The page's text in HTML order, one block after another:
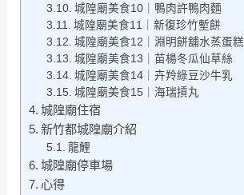
城隍廟美食10｜鴨肉許鴨肉麵
城隍廟美食11｜新復珍竹塹餅
城隍廟美食12｜淵明餅舖水蒸蛋糕
城隍廟美食13｜苗楊冬瓜仙草絲
城隍廟美食14｜卉羚綠豆沙牛乳
城隍廟美食15｜海瑞摃丸
城隍廟住宿
新竹都城隍廟介紹
龍鯉
城隍廟停車場
心得